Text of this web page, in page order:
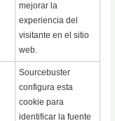
mejorar la
experiencia del
visitante en el sitio
web.
Sourcebuster
configura esta
cookie para
identificar la fuente